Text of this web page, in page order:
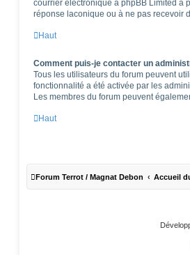
courrier électronique à phpBB Limited à
réponse laconique ou à ne pas recevoir
Haut
Comment puis-je contacter un
Tous les utilisateurs du forum peuvent
fonctionnalité a été activée par les
Les membres du forum peuvent
Haut
Forum Terrot / Magnat Debon Accueil